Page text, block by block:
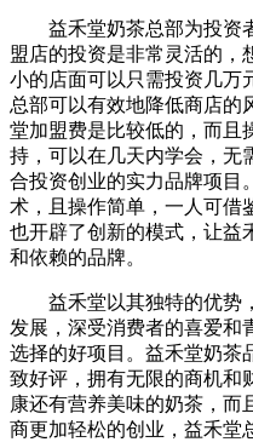
益禾堂奶茶总部为投资
盟店的投资是非常灵活的，
小的店面可以只需投资几万
总部可以有效地降低商店的
堂加盟费是比较低的，而且
持，可以在几天内学会，无
合投资创业的实力品牌项目
术，且操作简单，一人可借
也开辟了创新的模式，让益
和依赖的品牌。
益禾堂以其独特的优势
发展，深受消费者的喜爱和
选择的好项目。益禾堂奶茶
致好评，拥有无限的商机和
康还有营养美味的奶茶，而
商更加轻松的创业，益禾堂